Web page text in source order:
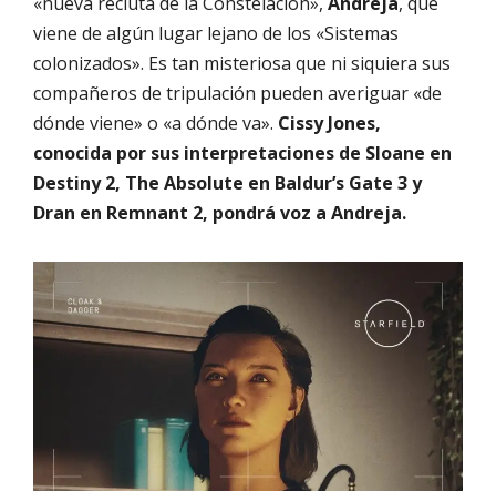
viene de algún lugar lejano de los «Sistemas
colonizados». Es tan misteriosa que ni siquiera sus
compañeros de tripulación pueden averiguar «de
dónde viene» o «a dónde va». Cissy Jones,
conocida por sus interpretaciones de Sloane en
Destiny 2, The Absolute en Baldur’s Gate 3 y
Dran en Remnant 2, pondrá voz a Andreja.